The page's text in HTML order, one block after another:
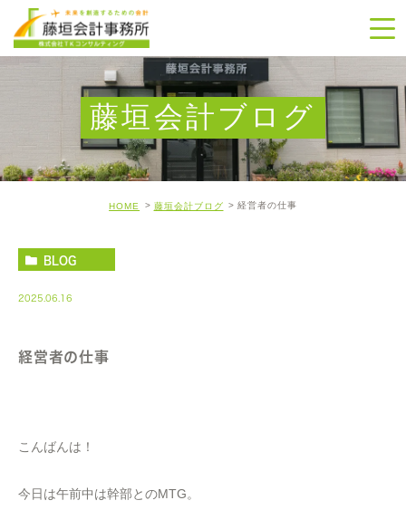
藤垣会計ブログ
HOME 藤垣会計ブログ 経営者の仕事
BLOG
2025.06.16
経営者の仕事
こんばんは！
今日は午前中は幹部とのMTG。